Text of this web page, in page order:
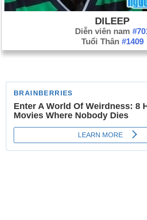
DILEEP
Diễn viên nam
Tuổi Thân #1409